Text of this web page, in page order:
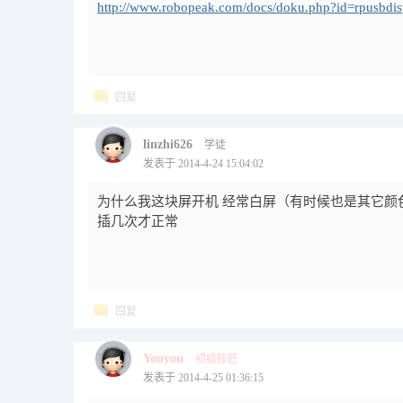
http://www.robopeak.com/docs/
回复
linzhi626
学徒
发表于 2014-4-24 15:04:02
为什么我这块屏开机 经常白屏（有时候也是其它颜
插几次才正常
回复
Youyou
初级技匠
发表于 2014-4-25 01:36:15